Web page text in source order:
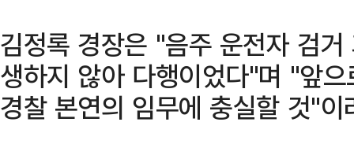
김정록 경장은 "음주 운전자 검
생하지 않아 다행이었다"며 "앞
경찰 본연의 임무에 충실할 것"이